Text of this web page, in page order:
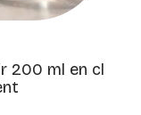
200 ml en cl